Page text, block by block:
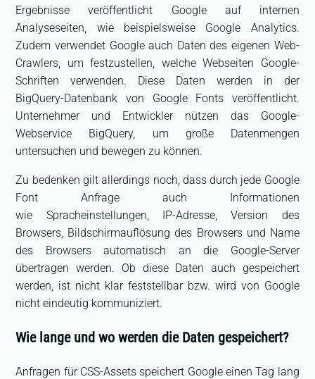
Ergebnisse veröffentlicht Google auf internen
Analyseseiten, wie beispielsweise Google Analytics.
Zudem verwendet Google auch Daten des eigenen Web-
Crawlers, um festzustellen, welche Webseiten Google-
Schriften verwenden. Diese Daten werden in der
BigQuery-Datenbank von Google Fonts veröffentlicht.
Unternehmer und Entwickler nützen das Google-
Webservice BigQuery, um große Datenmengen
untersuchen und bewegen zu können.
Zu bedenken gilt allerdings noch, dass durch jede Google
Font Anfrage auch Informationen
wie Spracheinstellungen, IP-Adresse, Version des
Browsers, Bildschirmauflösung des Browsers und Name
des Browsers automatisch an die Google-Server
übertragen werden. Ob diese Daten auch gespeichert
werden, ist nicht klar feststellbar bzw. wird von Google
nicht eindeutig kommuniziert.
Wie lange und wo werden die Daten gespeichert?
Anfragen für CSS-Assets speichert Google einen Tag lang